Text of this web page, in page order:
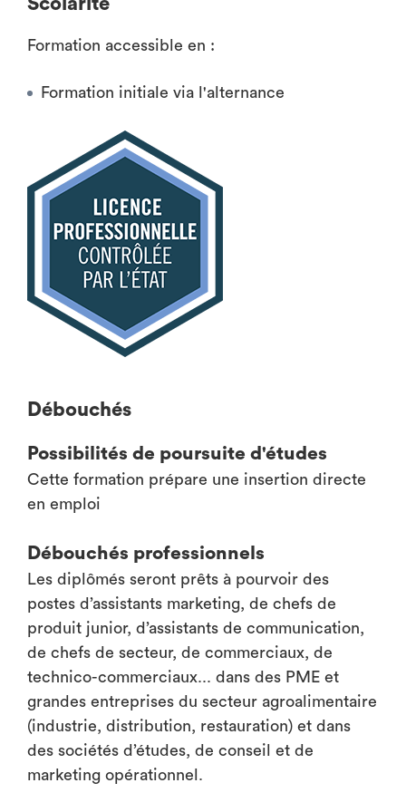
Formation accessible en :
Formation initiale via l'alternance
Débouchés
Possibilités de poursuite d'études
Cette formation prépare une insertion directe
en emploi
Débouchés professionnels
Les diplômés seront prêts à pourvoir des
postes d’assistants marketing, de chefs de
produit junior, d’assistants de communication,
de chefs de secteur, de commerciaux, de
technico-commerciaux... dans des PME et
grandes entreprises du secteur agroalimentaire
(industrie, distribution, restauration) et dans
des sociétés d’études, de conseil et de
marketing opérationnel.